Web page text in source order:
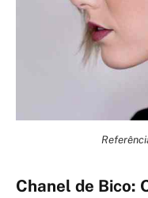
Chanel de Bico: